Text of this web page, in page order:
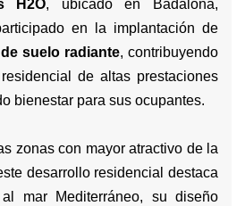
H2O, ubicado en Badalona,
en la implantación de
de suelo radiante, contribuyendo
de altas prestaciones
bienestar para sus ocupantes.
zonas con mayor atractivo de la
desarrollo residencial destaca
mar Mediterráneo, su diseño